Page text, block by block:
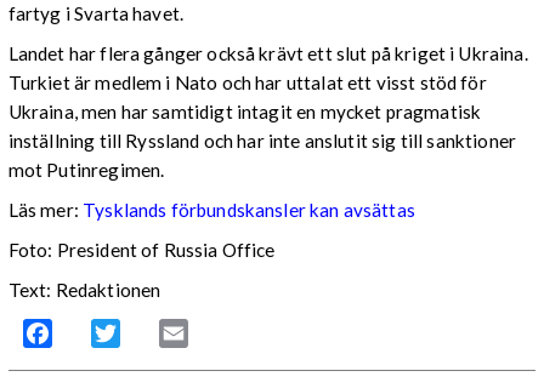
fartyg i Svarta havet.
Landet har flera gånger också krävt ett slut på kriget i Ukraina.
Turkiet är medlem i Nato och har uttalat ett visst stöd för
Ukraina, men har samtidigt intagit en mycket pragmatisk
inställning till Ryssland och har inte anslutit sig till sanktioner
mot Putinregimen.
Läs mer: Tysklands förbundskansler kan avsättas
Foto: President of Russia Office
Text: Redaktionen
Facebook Twitter